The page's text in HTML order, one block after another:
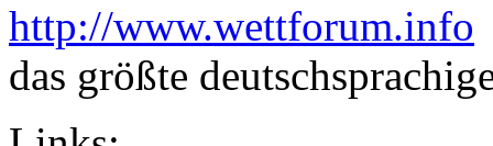
http://www.wettforum.info
das größte